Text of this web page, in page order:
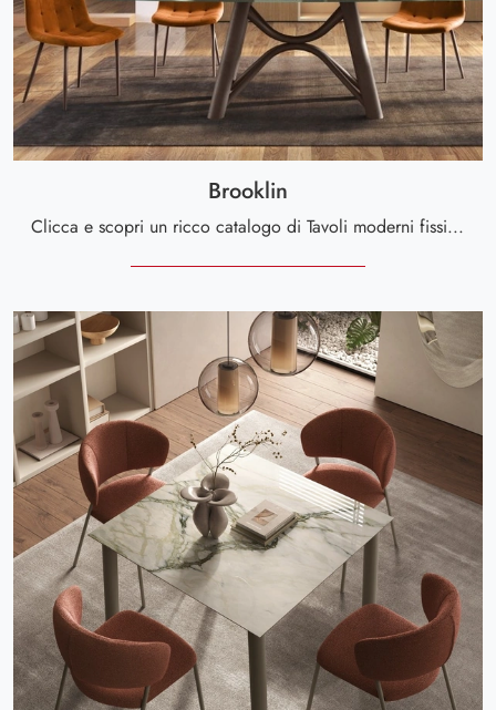
Brooklin
Clicca e scopri un ricco catalogo di Tavoli moderni fissi da pranzo! Il modello Brooklin di Scavolini ti attende.